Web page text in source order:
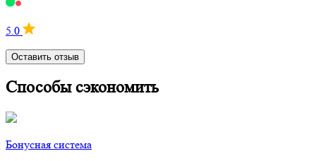
5.0
Оставить отзыв
Способы сэкономить
Бонусная система